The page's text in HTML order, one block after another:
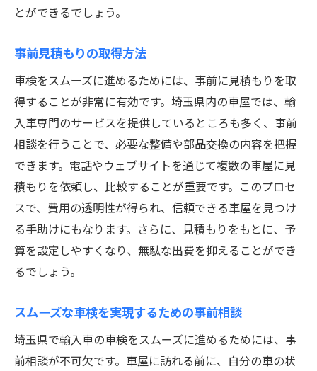
とができるでしょう。
事前見積もりの取得方法
車検をスムーズに進めるためには、事前に見積もりを取
得することが非常に有効です。埼玉県内の車屋では、輸
入車専門のサービスを提供しているところも多く、事前
相談を行うことで、必要な整備や部品交換の内容を把握
できます。電話やウェブサイトを通じて複数の車屋に見
積もりを依頼し、比較することが重要です。このプロセ
スで、費用の透明性が得られ、信頼できる車屋を見つけ
る手助けにもなります。さらに、見積もりをもとに、予
算を設定しやすくなり、無駄な出費を抑えることができ
るでしょう。
スムーズな車検を実現するための事前相談
埼玉県で輸入車の車検をスムーズに進めるためには、事
前相談が不可欠です。車屋に訪れる前に、自分の車の状